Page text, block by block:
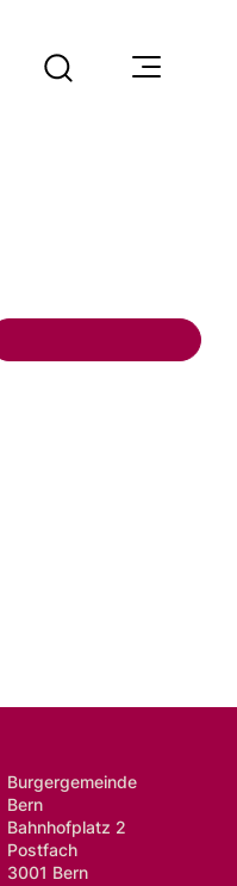
Burgergemeinde
Bern
Bahnhofplatz 2
Postfach
3001 Bern